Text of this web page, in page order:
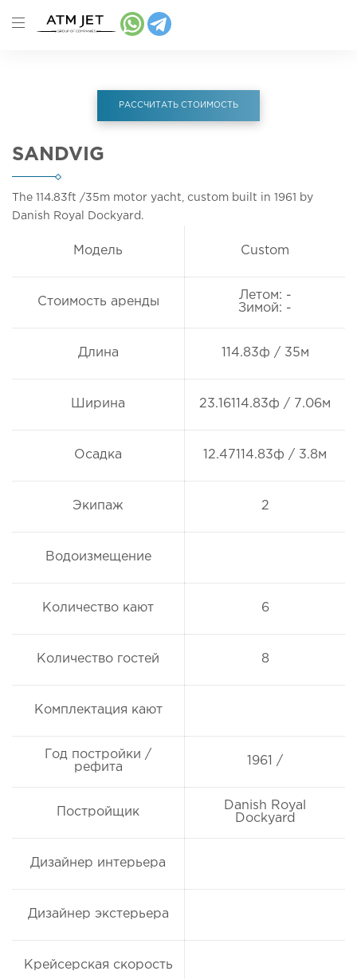
РАССЧИТАТЬ СТОИМОСТЬ
SANDVIG
The 114.83ft /35m motor yacht, custom built in 1961 by
Danish Royal Dockyard.
Модель Custom
Стоимость аренды
Летом: -
Зимой: -
Длина 114.83ф / 35м
Ширина 23.16114.83ф / 7.06м
Осадка 12.47114.83ф / 3.8м
Экипаж 2
Водоизмещение
Количество кают 6
Количество гостей 8
Комплектация кают
Год постройки /
рефита
1961 /
Постройщик
Danish Royal
Dockyard
Дизайнер интерьера
Дизайнер экстерьера
Крейсерская скорость